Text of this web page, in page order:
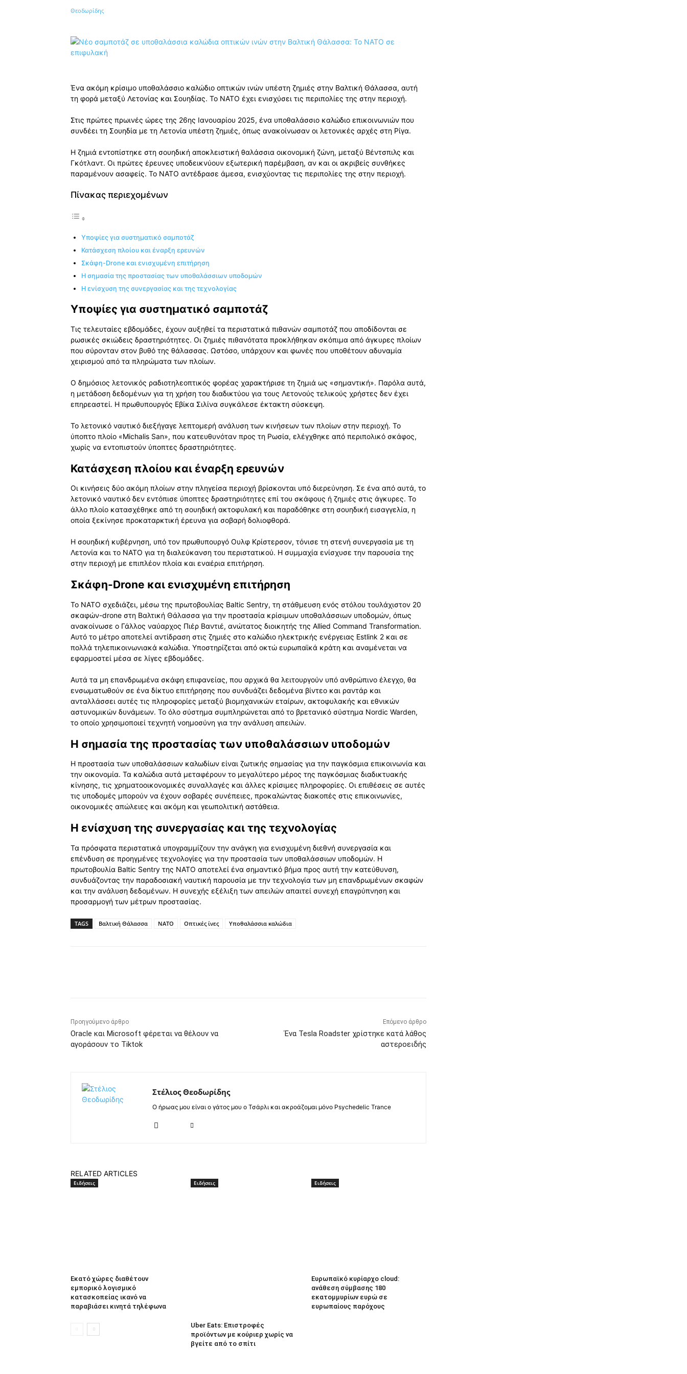
Κοινοποίηση
Ένα ακόμη κρίσιμο υποθαλάσσιο καλώδιο οπτικών ινών υπέστη ζημιές στην Βαλτική Θάλασσα, αυτή
τη φορά μεταξύ Λετονίας και Σουηδίας. Το ΝΑΤΟ έχει ενισχύσει τις περιπολίες της στην περιοχή.
Στις πρώτες πρωινές ώρες της 26ης Ιανουαρίου 2025, ένα υποθαλάσσιο καλώδιο επικοινωνιών που
συνδέει τη Σουηδία με τη Λετονία υπέστη ζημιές, όπως ανακοίνωσαν οι λετονικές αρχές στη Ρίγα.
Η ζημιά εντοπίστηκε στη σουηδική αποκλειστική θαλάσσια οικονομική ζώνη, μεταξύ Βέντσπιλς και
Γκότλαντ. Οι πρώτες έρευνες υποδεικνύουν εξωτερική παρέμβαση, αν και οι ακριβείς συνθήκες
παραμένουν ασαφείς. Το ΝΑΤΟ αντέδρασε άμεσα, ενισχύοντας τις περιπολίες της στην περιοχή.
Πίνακας περιεχομένων
Υποψίες για συστηματικό σαμποτάζ
Κατάσχεση πλοίου και έναρξη ερευνών
Σκάφη-Drone και ενισχυμένη επιτήρηση
Η σημασία της προστασίας των υποθαλάσσιων υποδομών
Η ενίσχυση της συνεργασίας και της τεχνολογίας
Υποψίες για συστηματικό σαμποτάζ
Τις τελευταίες εβδομάδες, έχουν αυξηθεί τα περιστατικά πιθανών σαμποτάζ που αποδίδονται σε
ρωσικές σκιώδεις δραστηριότητες. Οι ζημιές πιθανότατα προκλήθηκαν σκόπιμα από άγκυρες πλοίων
που σύρονταν στον βυθό της θάλασσας. Ωστόσο, υπάρχουν και φωνές που υποθέτουν αδυναμία
χειρισμού από τα πληρώματα των πλοίων.
Ο δημόσιος λετονικός ραδιοτηλεοπτικός φορέας χαρακτήρισε τη ζημιά ως «σημαντική». Παρόλα αυτά,
η μετάδοση δεδομένων για τη χρήση του διαδικτύου για τους Λετονούς τελικούς χρήστες δεν έχει
επηρεαστεί. Η πρωθυπουργός Εβίκα Σιλίνα συγκάλεσε έκτακτη σύσκεψη.
Το λετονικό ναυτικό διεξήγαγε λεπτομερή ανάλυση των κινήσεων των πλοίων στην περιοχή. Το
ύποπτο πλοίο «Michalis San», που κατευθυνόταν προς τη Ρωσία, ελέγχθηκε από περιπολικό σκάφος,
χωρίς να εντοπιστούν ύποπτες δραστηριότητες.
Κατάσχεση πλοίου και έναρξη ερευνών
Οι κινήσεις δύο ακόμη πλοίων στην πληγείσα περιοχή βρίσκονται υπό διερεύνηση. Σε ένα από αυτά, το
λετονικό ναυτικό δεν εντόπισε ύποπτες δραστηριότητες επί του σκάφους ή ζημιές στις άγκυρες. Το
άλλο πλοίο κατασχέθηκε από τη σουηδική ακτοφυλακή και παραδόθηκε στη σουηδική εισαγγελία, η
οποία ξεκίνησε προκαταρκτική έρευνα για σοβαρή δολιοφθορά.
Η σουηδική κυβέρνηση, υπό τον πρωθυπουργό Ουλφ Κρίστερσον, τόνισε τη στενή συνεργασία με τη
Λετονία και το ΝΑΤΟ για τη διαλεύκανση του περιστατικού. Η συμμαχία ενίσχυσε την παρουσία της
στην περιοχή με επιπλέον πλοία και εναέρια επιτήρηση.
Σκάφη-Drone και ενισχυμένη επιτήρηση
Το ΝΑΤΟ σχεδιάζει, μέσω της πρωτοβουλίας Baltic Sentry, τη στάθμευση ενός στόλου τουλάχιστον 20
σκαφών-drone στη Βαλτική Θάλασσα για την προστασία κρίσιμων υποθαλάσσιων υποδομών, όπως
ανακοίνωσε ο Γάλλος ναύαρχος Πιέρ Βαντιέ, ανώτατος διοικητής της Allied Command Transformation.
Αυτό το μέτρο αποτελεί αντίδραση στις ζημιές στο καλώδιο ηλεκτρικής ενέργειας Estlink 2 και σε
πολλά τηλεπικοινωνιακά καλώδια. Υποστηρίζεται από οκτώ ευρωπαϊκά κράτη και αναμένεται να
εφαρμοστεί μέσα σε λίγες εβδομάδες.
Αυτά τα μη επανδρωμένα σκάφη επιφανείας, που αρχικά θα λειτουργούν υπό ανθρώπινο έλεγχο, θα
ενσωματωθούν σε ένα δίκτυο επιτήρησης που συνδυάζει δεδομένα βίντεο και ραντάρ και
ανταλλάσσει αυτές τις πληροφορίες μεταξύ βιομηχανικών εταίρων, ακτοφυλακής και εθνικών
αστυνομικών δυνάμεων. Το όλο σύστημα συμπληρώνεται από το βρετανικό σύστημα Nordic Warden,
το οποίο χρησιμοποιεί τεχνητή νοημοσύνη για την ανάλυση απειλών.
Η σημασία της προστασίας των υποθαλάσσιων υποδομών
Η προστασία των υποθαλάσσιων καλωδίων είναι ζωτικής σημασίας για την παγκόσμια επικοινωνία και
την οικονομία. Τα καλώδια αυτά μεταφέρουν το μεγαλύτερο μέρος της παγκόσμιας διαδικτυακής
κίνησης, τις χρηματοοικονομικές συναλλαγές και άλλες κρίσιμες πληροφορίες. Οι επιθέσεις σε αυτές
τις υποδομές μπορούν να έχουν σοβαρές συνέπειες, προκαλώντας διακοπές στις επικοινωνίες,
οικονομικές απώλειες και ακόμη και γεωπολιτική αστάθεια.
Η ενίσχυση της συνεργασίας και της τεχνολογίας
Τα πρόσφατα περιστατικά υπογραμμίζουν την ανάγκη για ενισχυμένη διεθνή συνεργασία και
επένδυση σε προηγμένες τεχνολογίες για την προστασία των υποθαλάσσιων υποδομών. Η
πρωτοβουλία Baltic Sentry της ΝΑΤΟ αποτελεί ένα σημαντικό βήμα προς αυτή την κατεύθυνση,
συνδυάζοντας την παραδοσιακή ναυτική παρουσία με την τεχνολογία των μη επανδρωμένων σκαφών
και την ανάλυση δεδομένων. Η συνεχής εξέλιξη των απειλών απαιτεί συνεχή επαγρύπνηση και
προσαρμογή των μέτρων προστασίας.
TAGS Βαλτική Θάλασσα ΝΑΤΟ Οπτικές ίνες Υποθαλάσσια καλώδια
Προηγούμενο άρθρο
Oracle και Microsoft φέρεται να θέλουν να
αγοράσουν το Tiktok
Επόμενο άρθρο
Ένα Tesla Roadster χρίστηκε κατά λάθος
αστεροειδής
Στέλιος Θεοδωρίδης
Ο ήρωας μου είναι ο γάτος μου ο Τσάρλι και ακροάζομαι μόνο Psychedelic Trance
RELATED ARTICLES
Ειδήσεις
Εκατό χώρες διαθέτουν
εμπορικό λογισμικό
κατασκοπείας ικανό να
παραβιάσει κινητά τηλέφωνα
Ειδήσεις
Uber Eats: Επιστροφές
προϊόντων με κούριερ χωρίς να
βγείτε από το σπίτι
Ειδήσεις
Ευρωπαϊκό κυρίαρχο cloud:
ανάθεση σύμβασης 180
εκατομμυρίων ευρώ σε
ευρωπαίους παρόχους